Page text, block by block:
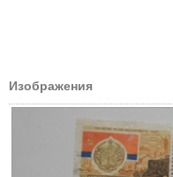
Изображения